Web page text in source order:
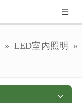
» LED室內照明
»